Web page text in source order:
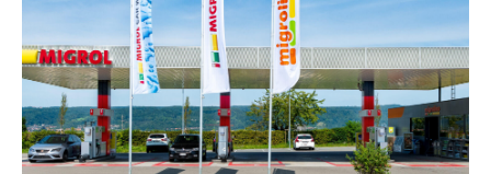
Migrol offre ai membri dell'Associazione bandistica svizzera
condizioni speciali per il rifornimento, la ricarica e il lavaggio
dell'auto e quando fanno acquisti senza contanti con la
Migrolcard. Facendo benzina e ricaricando l'auto elettrica con
la Migrol Private Card è inoltre possibile ricevere in
esclusiva il doppio dei punti Cumulus.